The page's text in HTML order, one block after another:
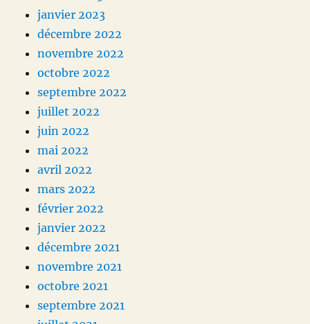
janvier 2023
décembre 2022
novembre 2022
octobre 2022
septembre 2022
juillet 2022
juin 2022
mai 2022
avril 2022
mars 2022
février 2022
janvier 2022
décembre 2021
novembre 2021
octobre 2021
septembre 2021